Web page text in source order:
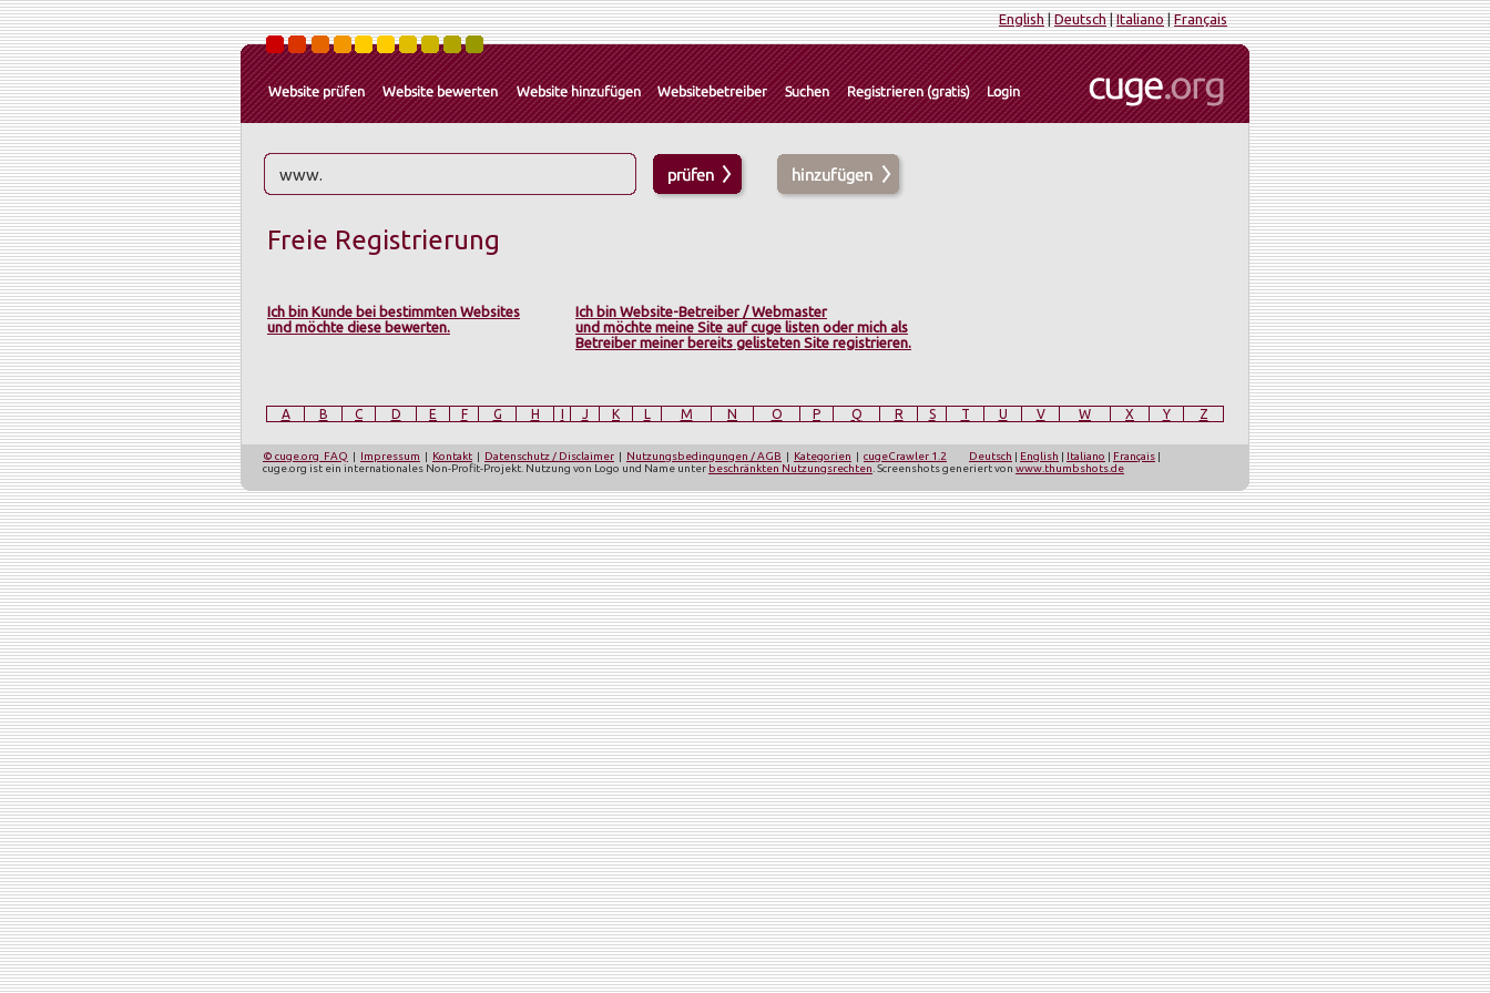
English|Deutsch|Italiano|Français
Freie Registrierung
Ich bin Kunde bei bestimmten Websites
und möchte diese bewerten.
Ich bin Website-Betreiber / Webmaster
und möchte meine Site auf cuge listen oder mich als
Betreiber meiner bereits gelisteten Site registrieren.
A B C D E F G H J K L M N O P Q R S T U V W X Y Z
© cuge.org FAQ | Impressum | Kontakt | Datenschutz / Disclaimer | Nutzungsbedingungen / AGB | Kategorien | cugeCrawler 1.2 Deutsch | English | Italiano | Français |
cuge.org ist ein internationales Non-Profit-Projekt. Nutzung von Logo und Name unter beschränkten Nutzungsrechten . Screenshots generiert von www.thumbshots.de